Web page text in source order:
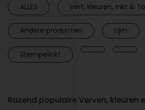
ALLES Verf, kleuren, Inkt &
Andere producten Lijm
Stempelinkt
Razend populaire Verven, kleuren